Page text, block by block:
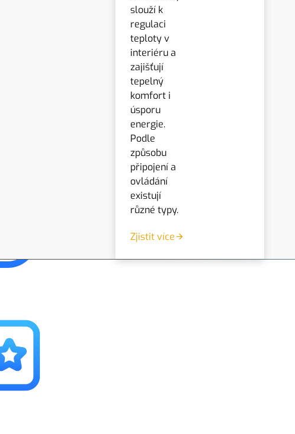
slouží k
regulaci
teploty v
interiéru a
zajišťují
tepelný
komfort i
úsporu
energie.
Podle
způsobu
připojení a
ovládání
existují
různé typy.
Zjistit více